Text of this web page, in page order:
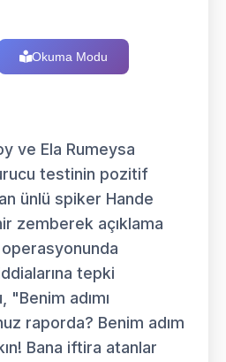
Okuma Modu
ve Ela Rumeysa
testinin pozitif
ünlü spiker Hande
zemberek açıklama
tepki
"Benim adımı
raporda? Benim adım
Bana iftira atanlar